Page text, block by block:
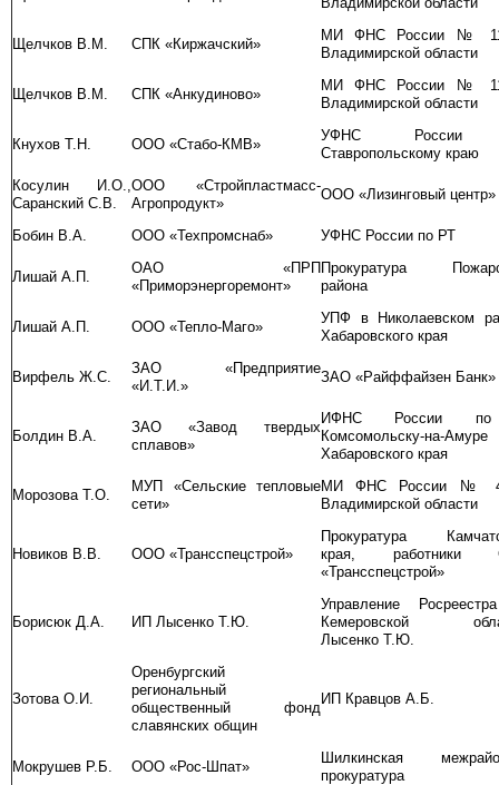
Щелчков В.М. СПК «Киржачский»
МИ ФНС России №
Владимирской области
Щелчков В.М. СПК «Анкудиново»
МИ ФНС России №
Владимирской области
Кнухов Т.Н. ООО «Стабо-КМВ»
УФНС России
Ставропольскому краю
Косулин И.О.,
Саранский С.В.
ООО «Стройпластмасс-
Агропродукт»
ООО «Лизинговый центр»
Бобин В.А. ООО «Техпромснаб» УФНС России по РТ
Лишай А.П.
ОАО «ПРП
«Приморэнергоремонт»
Прокуратура
района
Лишай А.П. ООО «Тепло-Маго»
УПФ в Николаевском
Хабаровского края
Вирфель Ж.С.
ЗАО «Предприятие
«И.Т.И.»
ЗАО «Райффайзен Банк»
Болдин В.А.
ЗАО «Завод твердых
сплавов»
ИФНС России
Комсомольску-на-Амуре
Хабаровского края
Морозова Т.О.
МУП «Сельские тепловые
сети»
МИ ФНС России №
Владимирской области
Новиков В.В. ООО «Трансспецстрой»
Прокуратура
края, работники
«Трансспецстрой»
Борисюк Д.А. ИП Лысенко Т.Ю.
Управление
Кемеровской
Лысенко Т.Ю.
Зотова О.И.
Оренбургский
региональный
общественный фонд
славянских общин
ИП Кравцов А.Б.
Мокрушев Р.Б. ООО «Рос-Шпат»
Шилкинская
прокуратура